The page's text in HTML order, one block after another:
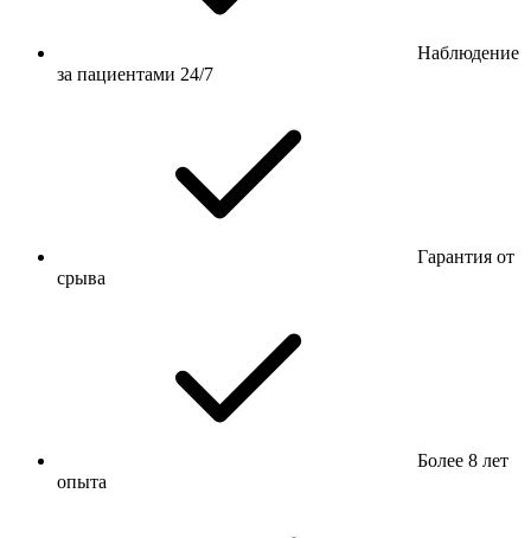
Наблюдение
за пациентами 24/7
Гарантия от
срыва
Более 8 лет
опыта